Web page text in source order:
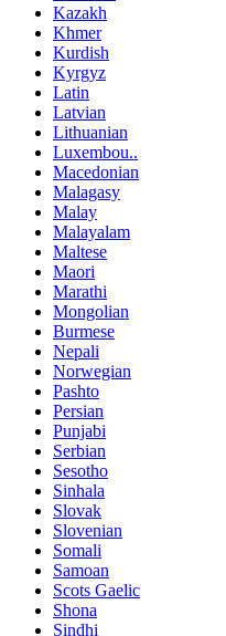
Kazakh
Khmer
Kurdish
Kyrgyz
Latin
Latvian
Lithuanian
Luxembou..
Macedonian
Malagasy
Malay
Malayalam
Maltese
Maori
Marathi
Mongolian
Burmese
Nepali
Norwegian
Pashto
Persian
Punjabi
Serbian
Sesotho
Sinhala
Slovak
Slovenian
Somali
Samoan
Scots Gaelic
Shona
Sindhi